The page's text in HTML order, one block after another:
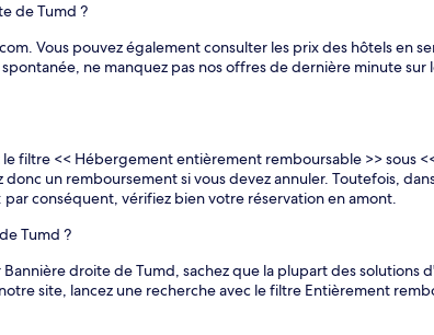
de Tumd ?
Vous pouvez également consulter les prix des hôtels en
ne manquez pas nos offres de dernière minute sur
filtre << Hébergement entièrement remboursable >> sous
un remboursement si vous devez annuler. Toutefois,
conséquent, vérifiez bien votre réservation en amont.
Tumd ?
droite de Tumd, sachez que la plupart des solutions
site, lancez une recherche avec le filtre Entièrement